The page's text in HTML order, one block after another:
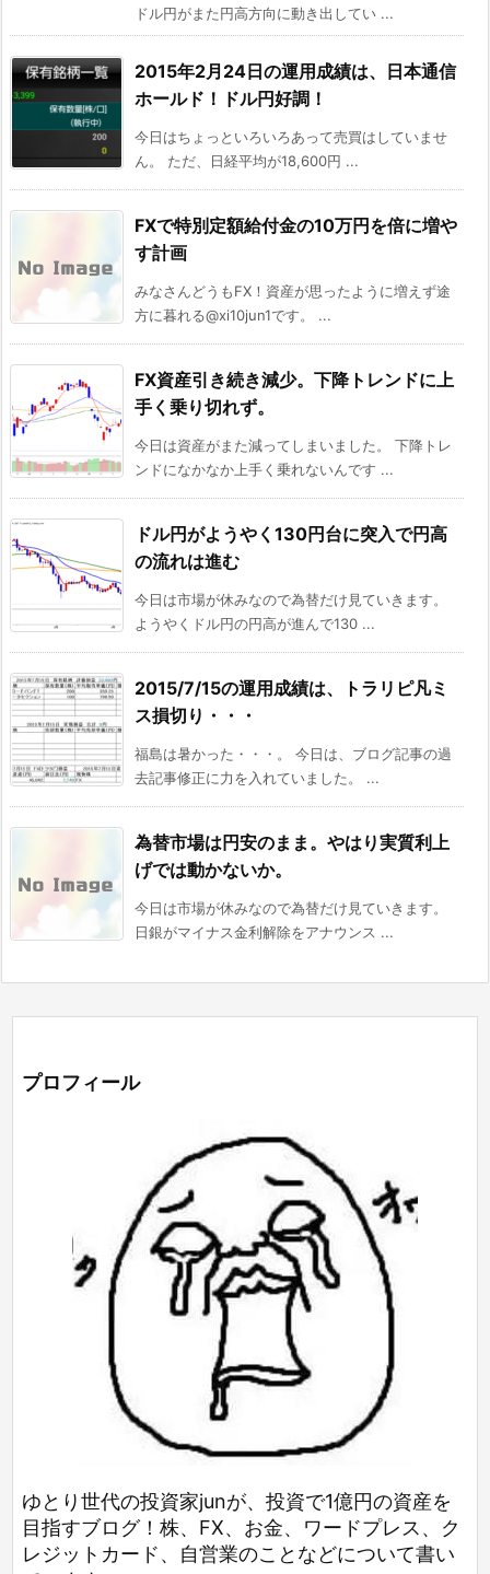
ドル円がまた円高方向に動き出してい ...
2015年2月24日の運用成績は、日本通信
ホールド！ドル円好調！
今日はちょっといろいろあって売買はしていませ
ん。 ただ、日経平均が18,600円 ...
FXで特別定額給付金の10万円を倍に増や
す計画
みなさんどうもFX！資産が思ったように増えず途
方に暮れる@xi10jun1です。 ...
FX資産引き続き減少。下降トレンドに上
手く乗り切れず。
今日は資産がまた減ってしまいました。 下降トレ
ンドになかなか上手く乗れないんです ...
ドル円がようやく130円台に突入で円高
の流れは進む
今日は市場が休みなので為替だけ見ていきます。
ようやくドル円の円高が進んで130 ...
2015/7/15の運用成績は、トラリピ凡ミ
ス損切り・・・
福島は暑かった・・・。 今日は、ブログ記事の過
去記事修正に力を入れていました。 ...
為替市場は円安のまま。やはり実質利上
げでは動かないか。
今日は市場が休みなので為替だけ見ていきます。
日銀がマイナス金利解除をアナウンス ...
プロフィール
ゆとり世代の投資家junが、投資で1億円の資産を
目指すブログ！株、FX、お金、ワードプレス、ク
レジットカード、自営業のことなどについて書い